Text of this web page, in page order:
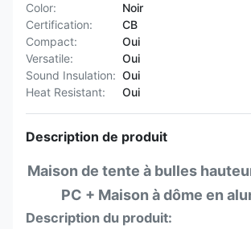
Color:
Noir
Certification:
CB
Compact:
Oui
Versatile:
Oui
Sound Insulation: Oui
Heat Resistant:
Oui
Description de produit
Maison de tente à bulles
PC + Maison à dôme en
Description du produit: